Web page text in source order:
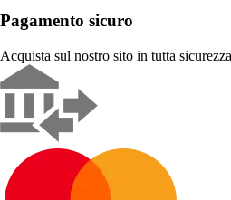
Pagamento sicuro
Acquista sul nostro sito in tutta sicurezza